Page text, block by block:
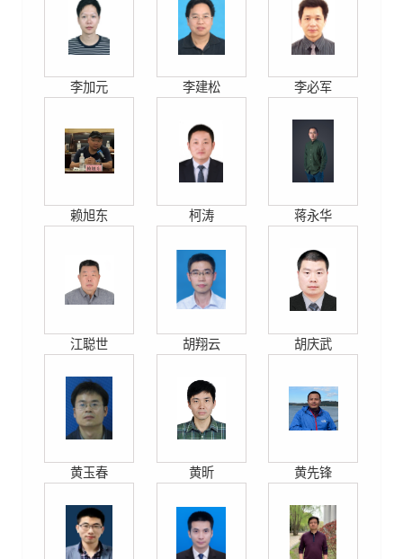
李加元 李建松 李必军
赖旭东 柯涛 蒋永华
江聪世 胡翔云 胡庆武
黄玉春 黄昕 黄先锋